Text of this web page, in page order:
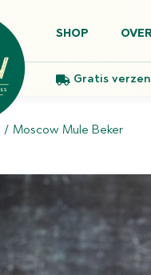
SHOP
Gratis
/ Moscow Mule Beker